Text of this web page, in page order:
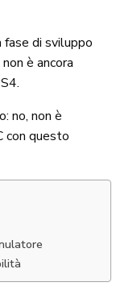
di sviluppo
è ancora
no, non è
con questo